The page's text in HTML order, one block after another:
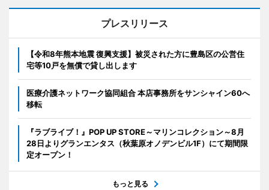
プレスリリース
【令和8年熊本地震 復興支援】被災された方に豊島区の公営住
宅等10戸を無償で貸し出します
医療介護ネットワーク協同組合 本店事務所をサンシャイン60へ
移転
『ラブライブ！』POP UP STORE～マリンコレクション～8月
28日よりグランエンタス（秋葉原オノデンビル1F）にて期間限
定オープン！
もっと見る